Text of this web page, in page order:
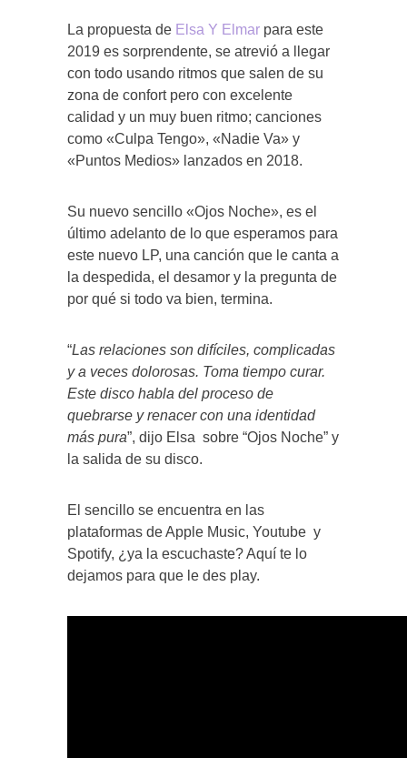
La propuesta de Elsa Y Elmar para este
2019 es sorprendente, se atrevió a llegar
con todo usando ritmos que salen de su
zona de confort pero con excelente
calidad y un muy buen ritmo; canciones
como «Culpa Tengo», «Nadie Va» y
«Puntos Medios» lanzados en 2018.
Su nuevo sencillo «Ojos Noche», es el
último adelanto de lo que esperamos para
este nuevo LP, una canción que le canta a
la despedida, el desamor y la pregunta de
por qué si todo va bien, termina.
“Las relaciones son difíciles, complicadas
y a veces dolorosas. Toma tiempo curar.
Este disco habla del proceso de
quebrarse y renacer con una identidad
más pura”, dijo Elsa sobre “Ojos Noche” y
la salida de su disco.
El sencillo se encuentra en las
plataformas de Apple Music, Youtube y
Spotify, ¿ya la escuchaste? Aquí te lo
dejamos para que le des play.